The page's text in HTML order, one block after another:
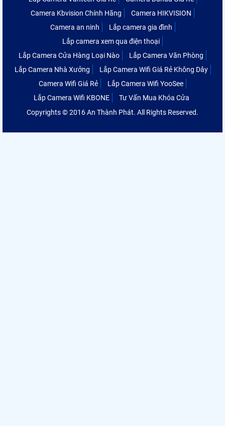
Camera Kbvision Chính Hãng
Camera HIKVISION
Camera an ninh
Lắp camera gia đình
Lắp camera xem qua điện thoại
Lắp Camera Cửa Hàng Loại Nào
Lắp Camera Văn Phòng
Lắp Camera Nhà Xưởng
Lắp Camera Wifi Giá Rẻ Không Dây
Camera Wifi Giá Rẻ
Lắp Camera Wifi YooSee
Lắp Camera Wifi KBONE
Tư Vấn Mua Khóa Cửa
Copyrights © 2016 An Thành Phát. All Rights Reserved.